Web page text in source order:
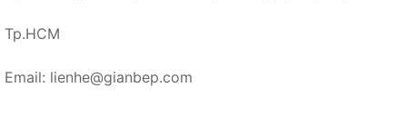
Tp.HCM
Email: lienhe@gianbep.com